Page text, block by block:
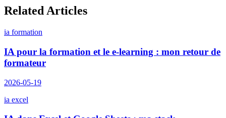
Related Articles
ia formation
IA pour la formation et le e-learning : mon retour de
formateur
2026-05-19
ia excel